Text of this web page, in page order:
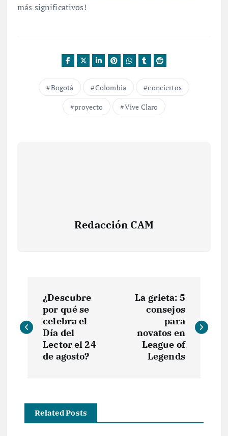
más significativos!
Bogotá Colombia
conciertos
proyecto
Vive Claro
Redacción CAM
a
v
¿Descubre
por qué se
celebra el
Día del
Lector el 24
de agosto?
La grieta: 5
consejos
para
novatos en
League of
Legends
Related Posts